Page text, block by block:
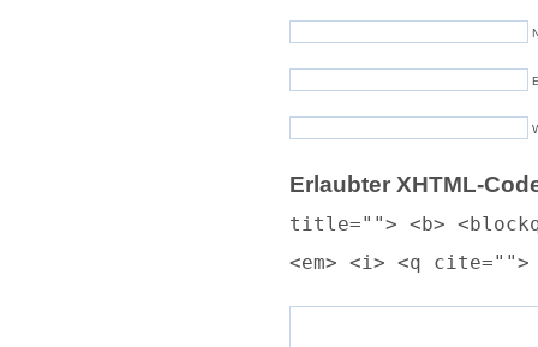
Erlaubter XHTML-
title=""> <b>
<em> <i> <q